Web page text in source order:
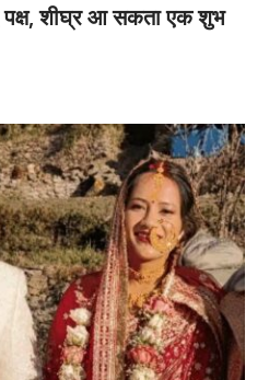
पक्ष, शीघ्र आ सकता एक शुभ